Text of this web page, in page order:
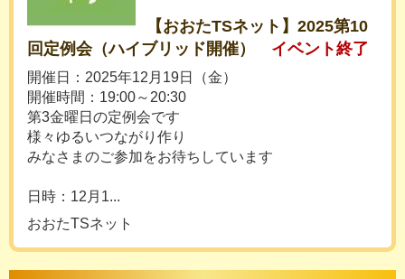
【おおたTSネット】2025第10
回定例会（ハイブリッド開催）
イベント終了
開催日：2025年12月19日（金）
開催時間：19:00～20:30
第3金曜日の定例会です
様々ゆるいつながり作り
みなさまのご参加をお待ちしています
日時：12月1...
おおたTSネット